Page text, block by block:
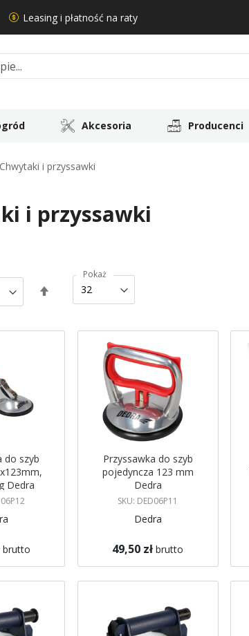
Leasing i płatność na raty
Akcesoria Producenci
Chwytaki i przyssawki
i przyssawki
kierunek
Pokaż
do szyb
Dedra
brutto
Przyssawka do szyb
pojedyncza 123 mm
Dedra
SKU: DED06P11
Dedra
49,50 zł brutto